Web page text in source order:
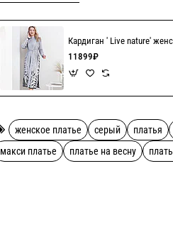
Кардиган ' Live nature'
11899₽
женское платье серый платья
макси платье
платье на весну